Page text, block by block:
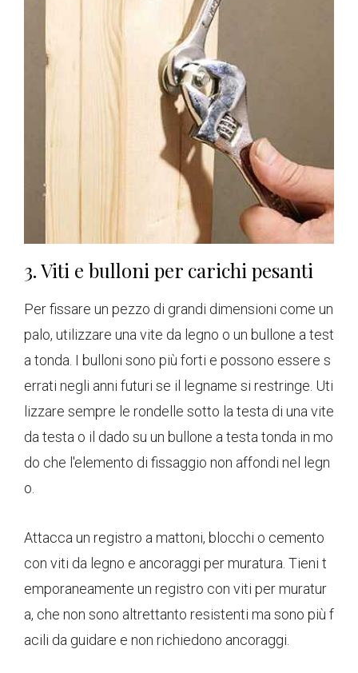
3. Viti e bulloni per carichi pesanti
Per fissare un pezzo di grandi dimensioni come un
palo, utilizzare una vite da legno o un bullone a test
a tonda. I bulloni sono più forti e possono essere s
errati negli anni futuri se il legname si restringe. Uti
lizzare sempre le rondelle sotto la testa di una vite
da testa o il dado su un bullone a testa tonda in mo
do che l'elemento di fissaggio non affondi nel legn
o.
Attacca un registro a mattoni, blocchi o cemento
con viti da legno e ancoraggi per muratura. Tieni t
emporaneamente un registro con viti per muratur
a, che non sono altrettanto resistenti ma sono più f
acili da guidare e non richiedono ancoraggi.